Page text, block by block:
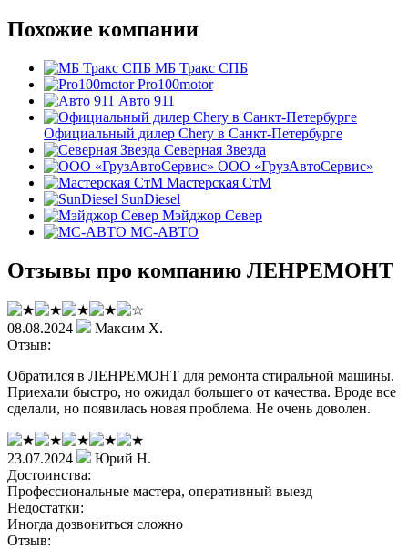
Похожие компании
МБ Тракс СПБ
Pro100motor
Авто 911
Официальный дилер Chery в Санкт-Петербурге
Северная Звезда
ООО «ГрузАвтоСервис»
Мастерская СтМ
SunDiesel
Мэйджор Север
МС-АВТО
Отзывы про компанию ЛЕНРЕМОНТ
08.08.2024
Максим Х.
Отзыв:
Обратился в ЛЕНРЕМОНТ для ремонта стиральной машины.
Приехали быстро, но ожидал большего от качества. Вроде все
сделали, но появилась новая проблема. Не очень доволен.
23.07.2024
Юрий Н.
Достоинства:
Профессиональные мастера, оперативный выезд
Недостатки:
Иногда дозвониться сложно
Отзыв: